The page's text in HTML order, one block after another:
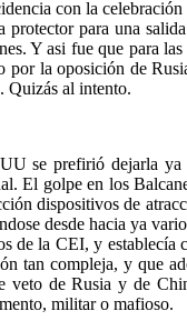
con la
protector para una
Y asi fue que para
la oposición de
Quizás al intento.
se prefirió dejarla
El golpe en los
dispositivos de
desde hacia ya
de la CEI, y
tan compleja, y que
de Rusia y de
militar o mafioso.